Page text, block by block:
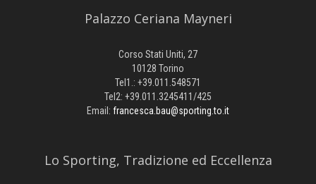
Palazzo Ceriana Mayneri
Corso Stati Uniti, 27
10128 Torino
Tel1.: +39.011.548571
Tel2: +39.011.3245411/425
Email: francesca.bau@sporting.to.it
​Lo Sporting, Tradizione ed Eccellenza